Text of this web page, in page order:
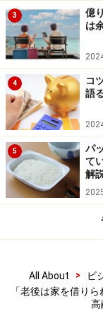
借りられる
借りやすい、借
絡先の有無、そ
齢は、70歳を過
に厳しくなります
これは日本人の
ています。緊急
きに責任をもっ
くに重視されま
大家さんです。
さんもいれば、
もお貸しすると
3
億
は
4
コ
語
5
パ
て
解
All About > ビ
「老後は家を借り
高